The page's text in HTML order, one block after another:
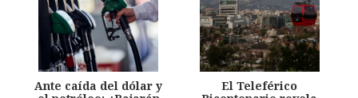
Ante caída del dólar y
El Teleférico